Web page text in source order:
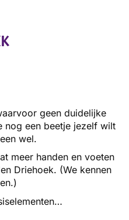
geen duidelijke
nog een beetje jezelf wilt
wel.
meer handen en voeten
Driehoek. (We kennen